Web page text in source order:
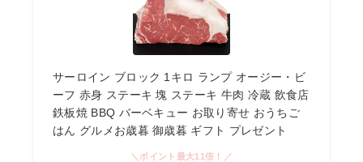
サーロイン ブロック 1キロ ランプ オージー・ビ
ーフ 赤身 ステーキ 塊 ステーキ 牛肉 冷蔵 飲食店
鉄板焼 BBQ バーベキュー お取り寄せ おうちご
はん グルメお歳暮 御歳暮 ギフト プレゼント
＼ポイント最大11倍！／